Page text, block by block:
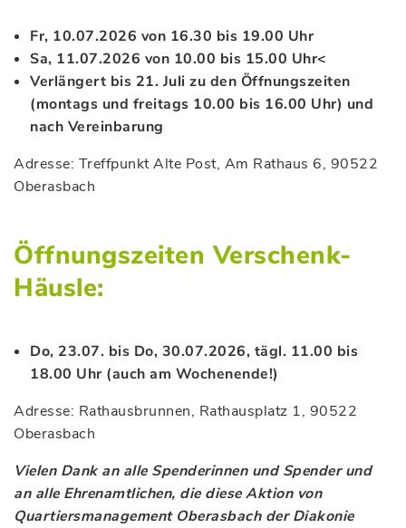
Fr, 10.07.2026 von 16.30 bis 19.00 Uhr
Sa, 11.07.2026 von 10.00 bis 15.00 Uhr<
Verlängert bis 21. Juli zu den Öffnungszeiten
(montags und freitags 10.00 bis 16.00 Uhr) und
nach Vereinbarung
Adresse: Treffpunkt Alte Post, Am Rathaus 6, 90522
Oberasbach
Öffnungszeiten Verschenk-
Häusle:
Do, 23.07. bis Do, 30.07.2026, tägl. 11.00 bis
18.00 Uhr (auch am Wochenende!)
Adresse: Rathausbrunnen, Rathausplatz 1, 90522
Oberasbach
Vielen Dank an alle Spenderinnen und Spender und
an alle Ehrenamtlichen, die diese Aktion von
Quartiersmanagement Oberasbach der Diakonie